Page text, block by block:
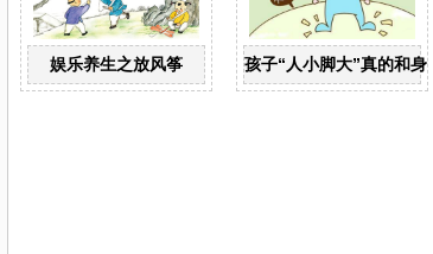
娱乐养生之放风筝 孩子“人小脚大”真的和身